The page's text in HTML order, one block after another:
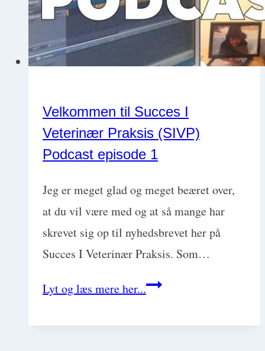
Velkommen til Succes I
Veterinær Praksis (SIVP)
Podcast episode 1
Jeg er meget glad og meget beæret over,
at du vil være med og at så mange har
skrevet sig op til nyhedsbrevet her på
Succes I Veterinær Praksis. Som…
Lyt og læs mere her...Velkommen
Succes